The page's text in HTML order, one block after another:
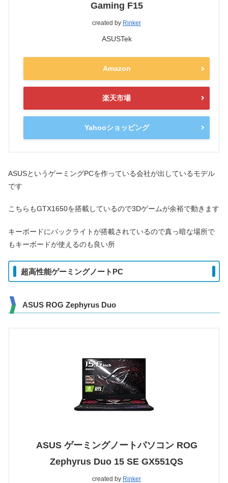
Gaming F15
created by Rinker
ASUSTek
Amazon
楽天市場
Yahooショッピング
ASUSというゲーミングPCを作っている会社が出しているモデル
です
こちらもGTX1650を搭載しているので3Dゲームが余裕で動きます
キーボードにバックライトが搭載されているので真っ暗な場所で
もキーボードが使えるのも良い所
超高性能ゲーミングノートPC
ASUS ROG Zephyrus Duo
ASUS ゲーミングノートパソコン ROG
Zephyrus Duo 15 SE GX551QS
created by Rinker